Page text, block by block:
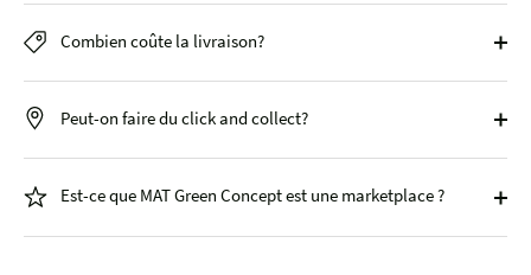
Combien coûte la livraison?
Peut-on faire du click and collect?
Est-ce que MAT Green Concept est une marketplace ?